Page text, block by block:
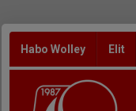
Habo Wolley Elit